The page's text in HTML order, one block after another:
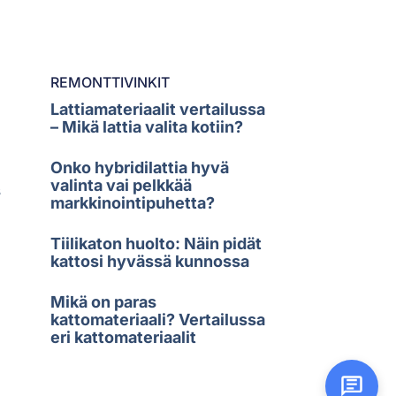
REMONTTIVINKIT
Lattiamateriaalit vertailussa
– Mikä lattia valita kotiin?
Onko hybridilattia hyvä
valinta vai pelkkää
markkinointipuhetta?
Tiilikaton huolto: Näin pidät
kattosi hyvässä kunnossa
Mikä on paras
kattomateriaali? Vertailussa
eri kattomateriaalit